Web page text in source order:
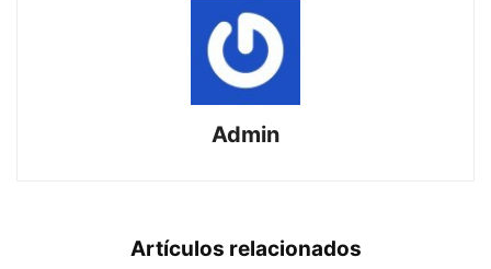
Admin
Artículos relacionados